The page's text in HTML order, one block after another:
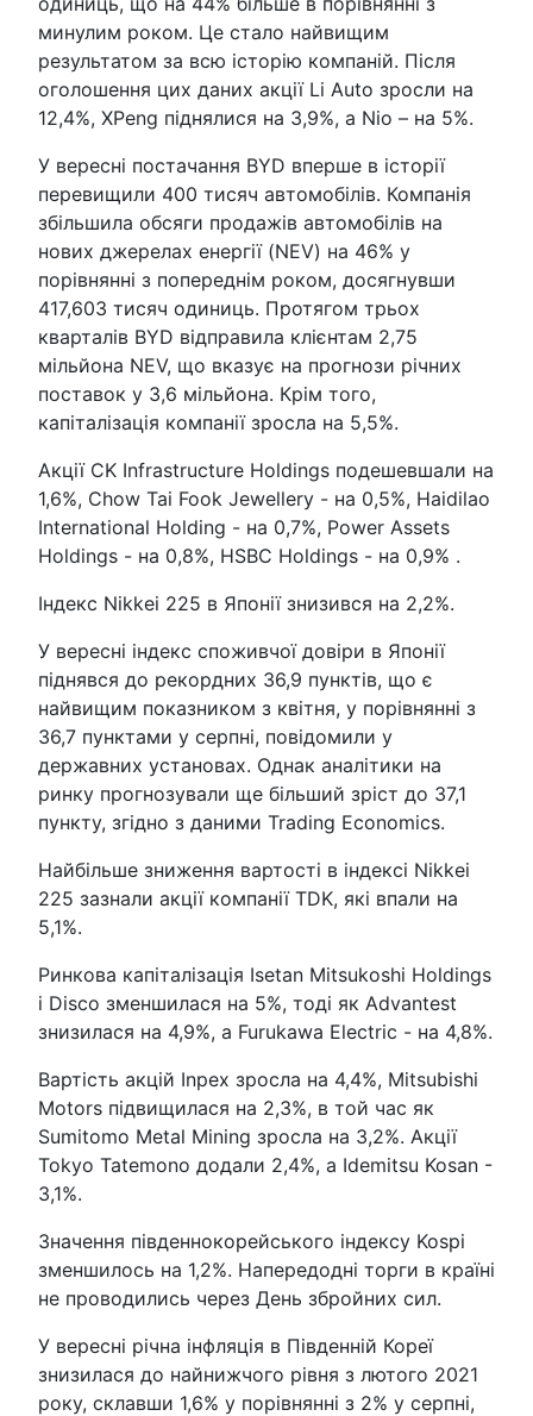
минулим роком. Це стало найвищим
результатом за всю історію компаній. Після
оголошення цих даних акції Li Auto зросли на
12,4%, XPeng піднялися на 3,9%, а Nio – на 5%.
У вересні постачання BYD вперше в історії
перевищили 400 тисяч автомобілів. Компанія
збільшила обсяги продажів автомобілів на
нових джерелах енергії (NEV) на 46% у
порівнянні з попереднім роком, досягнувши
417,603 тисяч одиниць. Протягом трьох
кварталів BYD відправила клієнтам 2,75
мільйона NEV, що вказує на прогнози річних
поставок у 3,6 мільйона. Крім того,
капіталізація компанії зросла на 5,5%.
Акції CK Infrastructure Holdings подешевшали на
1,6%, Chow Tai Fook Jewellery - на 0,5%, Haidilao
International Holding - на 0,7%, Power Assets
Holdings - на 0,8%, HSBC Holdings - на 0,9% .
Індекс Nikkei 225 в Японії знизився на 2,2%.
У вересні індекс споживчої довіри в Японії
піднявся до рекордних 36,9 пунктів, що є
найвищим показником з квітня, у порівнянні з
36,7 пунктами у серпні, повідомили у
державних установах. Однак аналітики на
ринку прогнозували ще більший зріст до 37,1
пункту, згідно з даними Trading Economics.
Найбільше зниження вартості в індексі Nikkei
225 зазнали акції компанії TDK, які впали на
5,1%.
Ринкова капіталізація Isetan Mitsukoshi Holdings
і Disco зменшилася на 5%, тоді як Advantest
знизилася на 4,9%, а Furukawa Electric - на 4,8%.
Вартість акцій Inpex зросла на 4,4%, Mitsubishi
Motors підвищилася на 2,3%, в той час як
Sumitomo Metal Mining зросла на 3,2%. Акції
Tokyo Tatemono додали 2,4%, а Idemitsu Kosan -
3,1%.
Значення південнокорейського індексу Kospi
зменшилось на 1,2%. Напередодні торги в країні
не проводились через День збройних сил.
У вересні річна інфляція в Південній Кореї
знизилася до найнижчого рівня з лютого 2021
року, склавши 1,6% у порівнянні з 2% у серпні,